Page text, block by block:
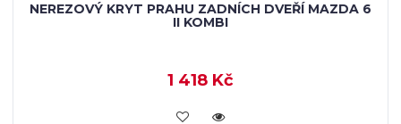
NEREZOVÝ KRYT PRAHU ZADNÍCH DVEŘÍ MAZDA 6
II KOMBI
1 418 Kč
KOUPIT